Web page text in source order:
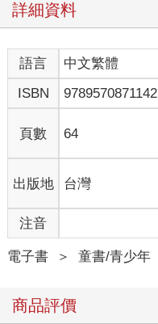
詳細資料
語言 中文繁體
ISBN
9789570871142
頁數 64
出版地 台灣
注音
電子書 ＞ 童書/青少年
商品評價